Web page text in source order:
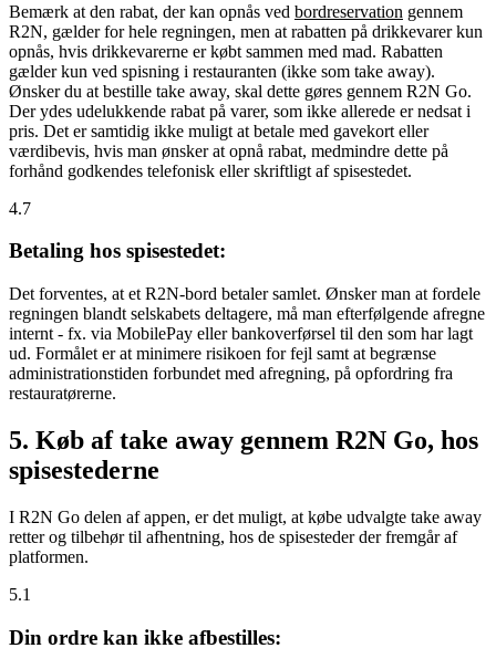
Bemærk at den rabat, der kan opnås ved bordreservation gennem
R2N, gælder for hele regningen, men at rabatten på drikkevarer kun
opnås, hvis drikkevarerne er købt sammen med mad. Rabatten
gælder kun ved spisning i restauranten (ikke som take away).
Ønsker du at bestille take away, skal dette gøres gennem R2N Go.
Der ydes udelukkende rabat på varer, som ikke allerede er nedsat i
pris. Det er samtidig ikke muligt at betale med gavekort eller
værdibevis, hvis man ønsker at opnå rabat, medmindre dette på
forhånd godkendes telefonisk eller skriftligt af spisestedet.
4.7
Betaling hos spisestedet:
Det forventes, at et R2N-bord betaler samlet. Ønsker man at fordele
regningen blandt selskabets deltagere, må man efterfølgende afregne
internt - fx. via MobilePay eller bankoverførsel til den som har lagt
ud. Formålet er at minimere risikoen for fejl samt at begrænse
administrationstiden forbundet med afregning, på opfordring fra
restauratørerne.
5. Køb af take away gennem R2N Go, hos
spisestederne
I R2N Go delen af appen, er det muligt, at købe udvalgte take away
retter og tilbehør til afhentning, hos de spisesteder der fremgår af
platformen.
5.1
Din ordre kan ikke afbestilles: